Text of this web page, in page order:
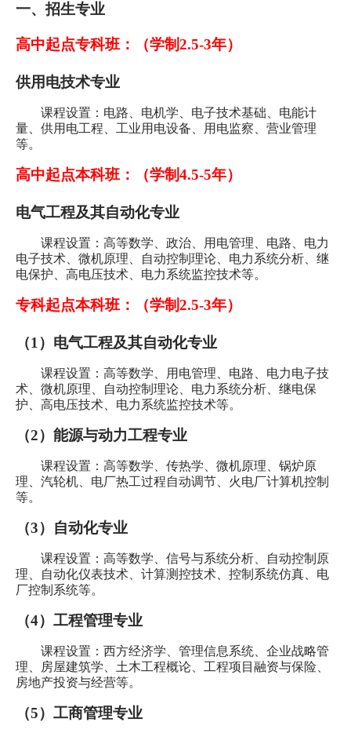
一、招生专业
高中起点专科班：（学制2.5-3年）
供用电技术专业
课程设置：电路、电机学、电子技术基础、电能计
量、供用电工程、工业用电设备、用电监察、营业管理
等。
高中起点本科班：（学制4.5-5年）
电气工程及其自动化专业
课程设置：高等数学、政治、用电管理、电路、电力
电子技术、微机原理、自动控制理论、电力系统分析、继
电保护、高电压技术、电力系统监控技术等。
专科起点本科班：（学制2.5-3年）
（1 ）电气工程及其自动化专业
课程设置：高等数学、用电管理、电路、电力电子技
术、微机原理、自动控制理论、电力系统分析、继电保
护、高电压技术、电力系统监控技术等。
（2）能源与动力工程专业
课程设置：高等数学、传热学、微机原理、锅炉原
理、汽轮机、电厂热工过程自动调节、火电厂计算机控制
等。
（3）自动化专业
课程设置：高等数学、信号与系统分析、自动控制原
理、自动化仪表技术、计算测控技术、控制系统仿真、电
厂控制系统等。
（4）工程管理专业
课程设置：西方经济学、管理信息系统、企业战略管
理、房屋建筑学、土木工程概论、工程项目融资与保险、
房地产投资与经营等。
（5）工商管理专业